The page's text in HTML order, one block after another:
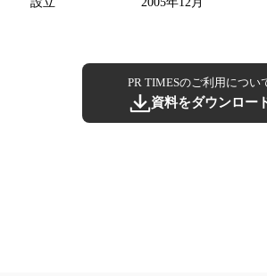
PR TIMESのご利用につい
資料をダウンロー